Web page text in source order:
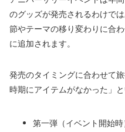
のグッズが発売されるわけで
節やテーマの移り変わりに合
に追加されます。
発売のタイミングに合わせて
時期にアイテムがなかった」と
第一弾（イベント開始